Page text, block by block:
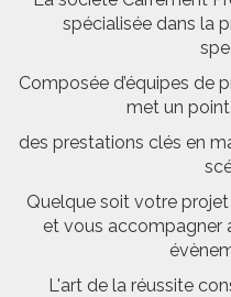
spécialisée dans la
Composée d’équipes de
met un point
des prestations clés en
Quelque soit votre
et vous accompagner
L'art de la réussite